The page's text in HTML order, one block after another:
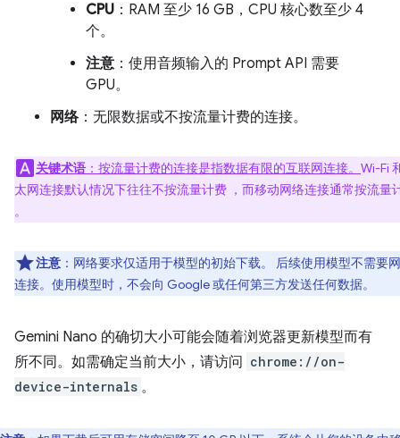
CPU ：RAM 至少 16 GB，CPU 核心数至少 4
个。
注意：使用音频输入的 Prompt API 需要
GPU。
网络：无限数据或不按流量计费的连接。
关键术语 ：按流量计费的连接是指数据有限的互联网连接。 Wi-Fi
太网连接默认情况下往往不按流量计费 ，而移动网络连接通常按流量
。
注意 ：网络要求仅适用于模型的初始下载。 后续使用模型不需要
连接。使用模型时，不会向 Google 或任何第三方发送任何数据。
Gemini Nano 的确切大小可能会随着浏览器更新模型而有
所不同。如需确定当前大小，请访问 chrome://on-
device-internals 。